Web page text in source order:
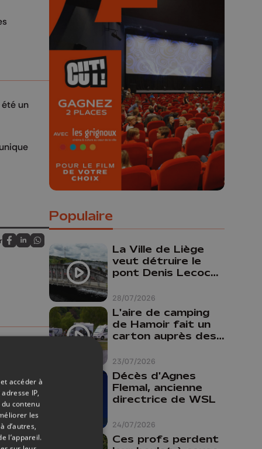
un
Partagez sur FaceBook
Partagez sur LinkedIn
Partagez sur Whatsapp
🎬 Concours CUT x
Les Grignoux ✨
Concours permanent - 2 places à
gagner chaque semaine !
Populaire
28/07/2026
La Ville de Liège
veut détruire le
pont Denis Lecocq
budget pour le
faire
23/07/2026
L'aire de camping
de Hamoir fait un
carton auprès des
24/07/2026
Décès d'Agnes
Flemal, ancienne
directrice de WSL
Ces profs perdent
accéder à
IP,
contenu
les
d’autres,
l’appareil.